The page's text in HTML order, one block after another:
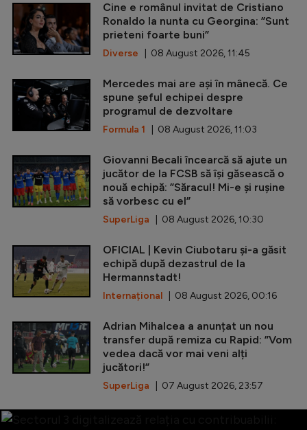
Cine e românul invitat de Cristiano
Ronaldo la nunta cu Georgina: ”Sunt
prieteni foarte buni”
Diverse | 08 August 2026, 11:45
Mercedes mai are ași în mânecă. Ce
spune șeful echipei despre
programul de dezvoltare
Formula 1 | 08 August 2026, 11:03
Giovanni Becali încearcă să ajute un
jucător de la FCSB să își găsească o
nouă echipă: ”Săracul! Mi-e și rușine
să vorbesc cu el”
SuperLiga | 08 August 2026, 10:30
OFICIAL | Kevin Ciubotaru și-a găsit
echipă după dezastrul de la
Hermannstadt!
Internațional | 08 August 2026, 00:16
Adrian Mihalcea a anunțat un nou
transfer după remiza cu Rapid: ”Vom
vedea dacă vor mai veni alți
jucători!”
SuperLiga | 07 August 2026, 23:57